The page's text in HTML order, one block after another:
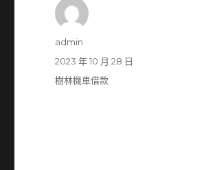
作
admin
發
佈
2023 年 10 月 28 日
分
樹林機車借款